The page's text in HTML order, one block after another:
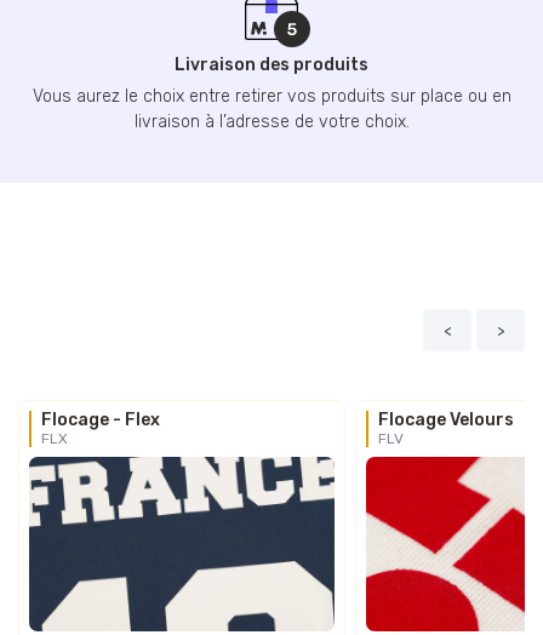
Livraison des produits
Vous aurez le choix entre retirer vos produits sur place ou en
livraison à l’adresse de votre choix.
< >
Flocage - Flex
FLX
Flocage Velours
FLV